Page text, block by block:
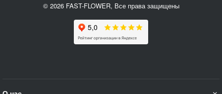
© 2026 FAST-FLOWER, Все права защищены